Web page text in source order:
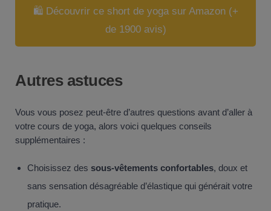
🛍️ Découvrir ce short de yoga sur Amazon (+
de 1900 avis)
Autres astuces
Vous vous posez peut-être d’autres questions avant d’aller à
votre cours de yoga, alors voici quelques conseils
supplémentaires :
Choisissez des sous-vêtements confortables, doux et
sans sensation désagréable d’élastique qui générait votre
pratique.